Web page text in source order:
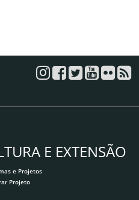
E EXTENSÃO
e Projetos
Projeto